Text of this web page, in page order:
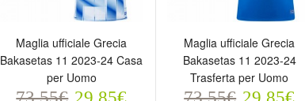
Maglia ufficiale Grecia
Bakasetas 11 2023-24 Casa
per Uomo
Maglia ufficiale Grecia
Bakasetas 11 2023-24
Trasferta per Uomo